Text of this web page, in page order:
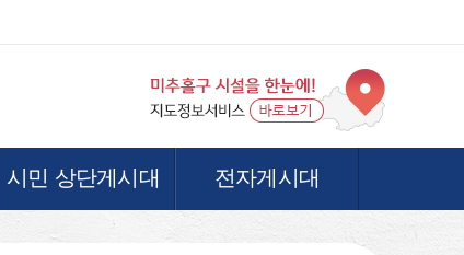
시민 상단게시대 전자게시대